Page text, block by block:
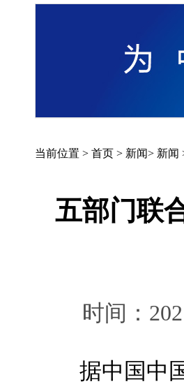
当前位置 > 首页 > 新闻> 新闻
五部门联
时间：
据中国中国